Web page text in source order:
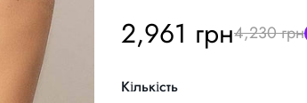
Ціна
продажу
2,961 грн
Звичайна
ціна
4,230 грн
Кількість